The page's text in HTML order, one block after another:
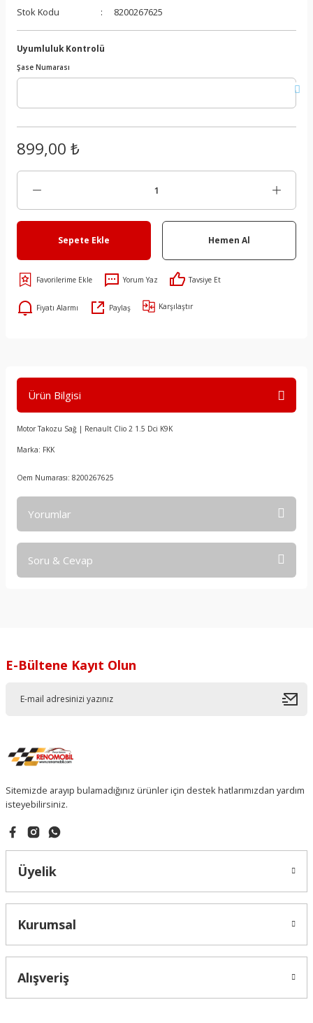
Stok Kodu
8200267625
Uyumluluk Kontrolü
Şase Numarası
899,00 ₺
Sepete Ekle Hemen Al
Yorum Yaz Tavsiye Et
Fiyatı Alarmı Paylaş Karşılaştır
Ürün Bilgisi
Motor Takozu Sağ | Renault Clio 2 1.5 Dci K9K
Marka: FKK
Oem Numarası: 8200267625
Yorumlar
Soru & Cevap
E-Bültene Kayıt Olun
Sitemizde arayıp bulamadığınız ürünler için destek hatlarımızdan yardım
isteyebilirsiniz.
Üyelik
Kurumsal
Alışveriş